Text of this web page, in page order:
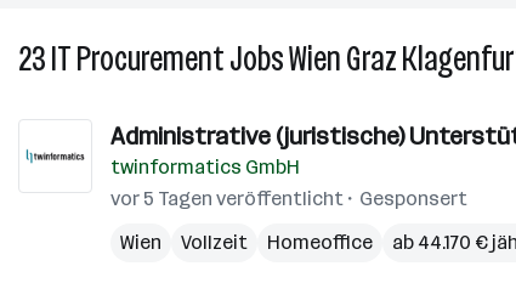
23IT ProcurementJobsWien Graz
Administrative (juristische)
twinformatics GmbH
vor 5 Tagen veröffentlicht
Gesponsert
Wien
Vollzeit Homeoffice ab 44.170 €